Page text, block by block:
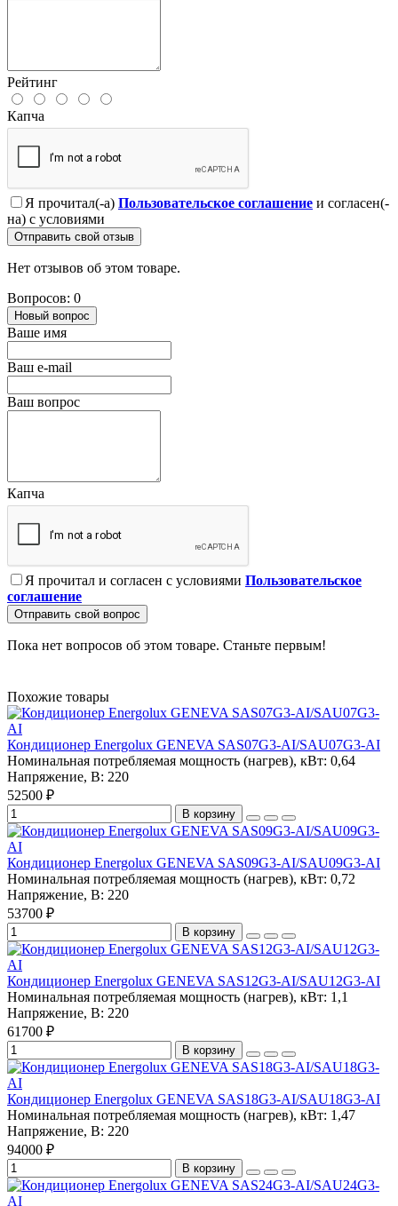
Рейтинг
Капча
Я прочитал(-а) Пользовательское соглашение и согласен(-
на) с условиями
Отправить свой отзыв
Нет отзывов об этом товаре.
Вопросов: 0
Новый вопрос
Ваше имя
Ваш e-mail
Ваш вопрос
Капча
Я прочитал и согласен с условиями Пользовательское
соглашение
Отправить свой вопрос
Пока нет вопросов об этом товаре. Станьте первым!
Похожие товары
Кондиционер Energolux GENEVA SAS07G3-AI/SAU07G3-AI
Номинальная потребляемая мощность (нагрев), кВт: 0,64
Напряжение, В: 220
52500 ₽
В корзину
Кондиционер Energolux GENEVA SAS09G3-AI/SAU09G3-AI
Номинальная потребляемая мощность (нагрев), кВт: 0,72
Напряжение, В: 220
53700 ₽
В корзину
Кондиционер Energolux GENEVA SAS12G3-AI/SAU12G3-AI
Номинальная потребляемая мощность (нагрев), кВт: 1,1
Напряжение, В: 220
61700 ₽
В корзину
Кондиционер Energolux GENEVA SAS18G3-AI/SAU18G3-AI
Номинальная потребляемая мощность (нагрев), кВт: 1,47
Напряжение, В: 220
94000 ₽
В корзину